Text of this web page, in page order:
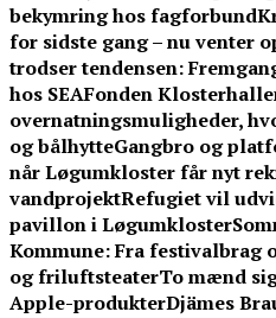
bekymring hos fagforbund
for sidste gang – nu venter
trodser tendensen:
hos SEAFonden
overnatningsmuligheder,
og bålhytteGangbro og
når Løgumkloster får nyt
vandprojektRefugiet vil
pavillon i Løgumkloster
Kommune: Fra
og friluftsteaterTo mænd
Apple-produkterDjämes